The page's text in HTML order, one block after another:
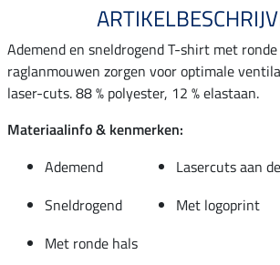
Ademend en sneldrogend T-shirt met
raglanmouwen zorgen voor optimale
laser-cuts. 88 % polyester, 12 % elastaan.
Materiaalinfo & kenmerken:
Ademend
Lasercuts aan
Sneldrogend
Met logoprint
Met ronde hals